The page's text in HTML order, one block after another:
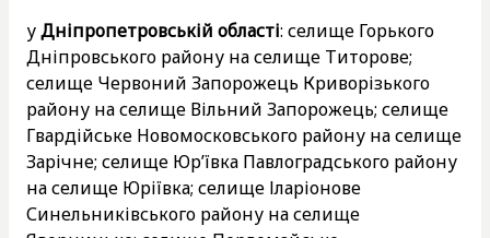
уДніпропетровській області: селище Горького
Дніпровського району на селище Титорове;
селище Червоний Запорожець Криворізького
району на селище Вільний Запорожець; селище
Гвардійське Новомосковського району на селище
Зарічне; селище Юр’ївка Павлоградського району
на селище Юріївка; селище Іларіонове
Синельниківського району на селище